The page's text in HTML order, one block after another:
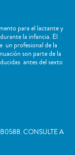
para el lactante y
la infancia. El
un profesional de la
son parte de la
antes del sexto
CONSULTE A